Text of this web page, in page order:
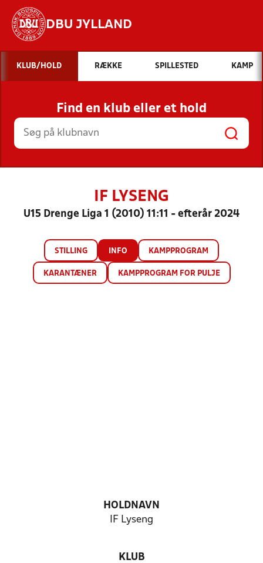
DBU JYLLAND
Hvad vil du søge efter?
INDHOLD OG NYHEDER
STILLINGER, RESULTATER, KLUBBER OG
HOLD
KLUB/HOLD RÆKKE SPILLESTED KAMP
Find en klub eller et hold
IF LYSENG
U15 Drenge Liga 1 (2010) 11:11 - efterår 2024
STILLING INFO KAMPPROGRAM
KARANTÆNER KAMPPROGRAM FOR PULJE
HOLDNAVN
IF Lyseng
KLUB